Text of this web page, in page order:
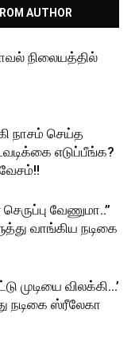
AUTHOR
நிலையத்தில்
நாசம் செய்த
எடுப்பீங்க?
வேணுமா..”
வாங்கிய நடிகை
முடியை விலக்கி…’
நடிகை ஸ்ரீலேகா